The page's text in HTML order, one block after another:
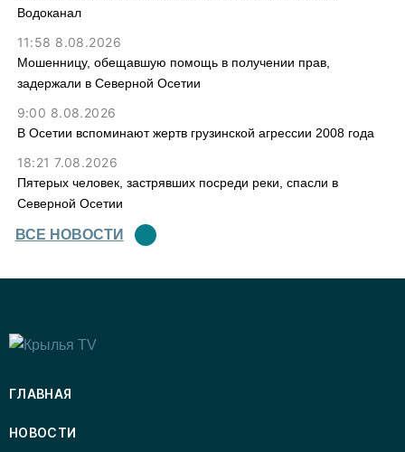
Водоканал
11:58 8.08.2026
Мошенницу, обещавшую помощь в получении прав,
задержали в Северной Осетии
9:00 8.08.2026
В Осетии вспоминают жертв грузинской агрессии 2008 года
18:21 7.08.2026
Пятерых человек, застрявших посреди реки, спасли в
Северной Осетии
ВСЕ НОВОСТИ
ГЛАВНАЯ
НОВОСТИ